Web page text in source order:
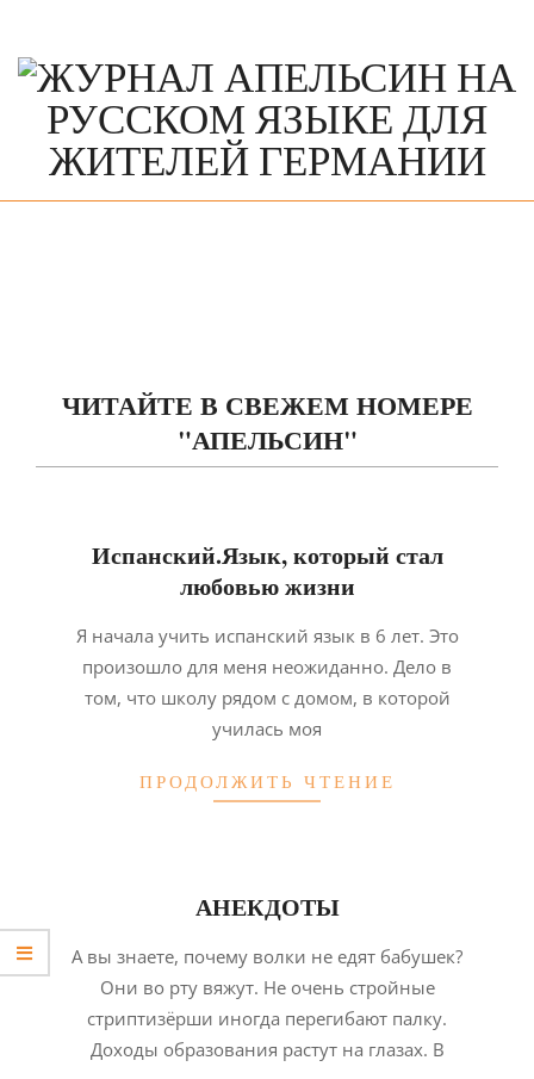
content
ЧИТАТЬ ОНЛАЙН
ЧИТАЙТЕ В СВЕЖЕМ НОМЕРЕ
"АПЕЛЬСИН"
Испанский.Язык, который стал
любовью жизни
02-
02
Я начала учить испанский язык в 6 лет. Это
произошло для меня неожиданно. Дело в
том, что школу рядом с домом, в которой
училась моя
ПРОДОЛЖИТЬ ЧТЕНИЕ
АНЕКДОТЫ
02-
А вы знаете, почему волки не едят бабушек?
Они во рту вяжут. Не очень стройные
стриптизёрши иногда перегибают палку.
Доходы образования растут на глазах. В